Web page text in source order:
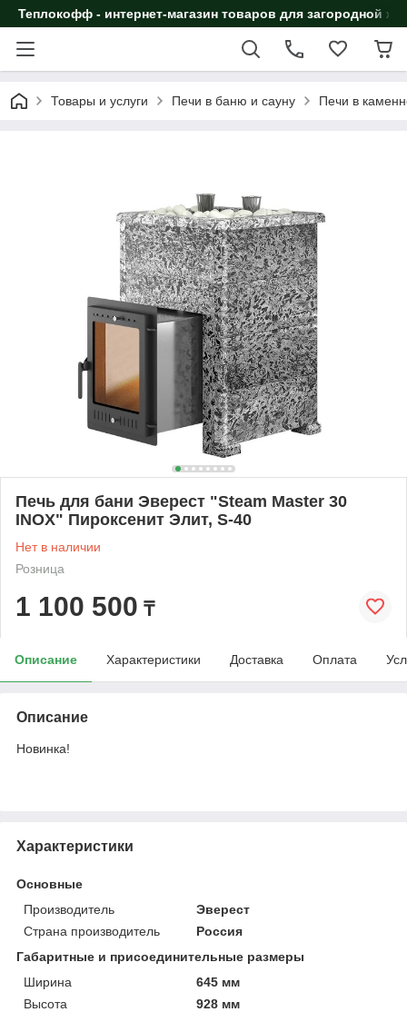
Теплокофф - интернет-магазин товаров для загородной
Товары и услуги Печи в баню и сауну Печи в
Печь для бани Эверест "Steam Master 30
INOX" Пироксенит Элит, S-40
Нет в наличии
Розница
1 100 500 ₸
Описание Характеристики Доставка Оплата
Описание
Новинка!
Характеристики
Основные
Производитель
Эверест
Страна производитель
Россия
Габаритные и присоединительные размеры
Ширина
645 мм
Высота
928 мм